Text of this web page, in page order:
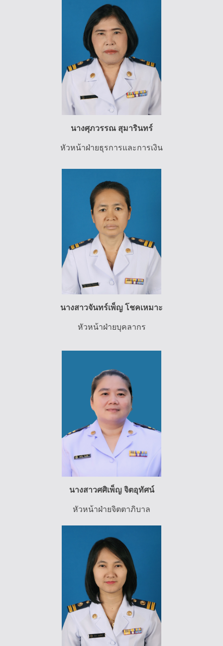
นางศุภวรรณ สุมารินทร์
หัวหน้าฝ่ายธุรการและการเงิน
นางสาวจันทร์เพ็ญ โชคเหมาะ
หัวหน้าฝ่ายบุคลากร
นางสาวศศิเพ็ญ จิตอุทัศน์
หัวหน้าฝ่ายจิตตาภิบาล